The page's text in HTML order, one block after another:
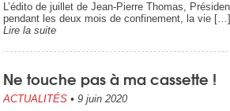
L’édito de juillet de Jean-Pierre Thomas,
pendant les deux mois de confinement, la vie […]
Lire la suite
Ne touche pas à ma cassette !
ACTUALITÉS • 9 juin 2020